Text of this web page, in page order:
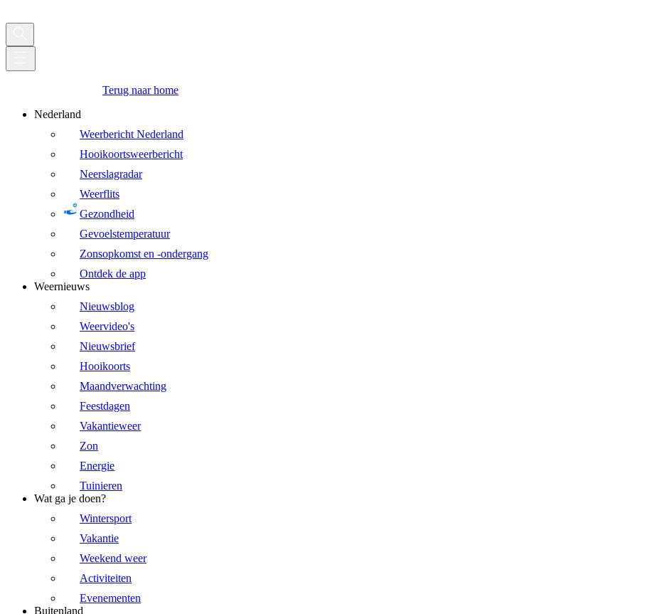
Terug naar home
Nederland
Weerbericht Nederland
Hooikoortsweerbericht
Neerslagradar
Weerflits
Gezondheid
Gevoelstemperatuur
Zonsopkomst en -ondergang
Ontdek de app
Weernieuws
Nieuwsblog
Weervideo's
Nieuwsbrief
Hooikoorts
Maandverwachting
Feestdagen
Vakantieweer
Zon
Energie
Tuinieren
Wat ga je doen?
Wintersport
Vakantie
Weekend weer
Activiteiten
Evenementen
Buitenland